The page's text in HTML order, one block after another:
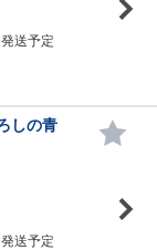
送予定
しの青
送予定